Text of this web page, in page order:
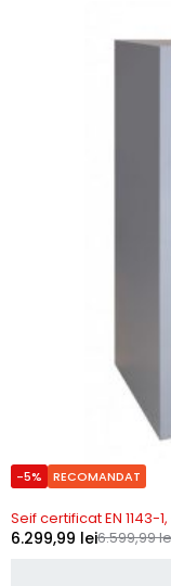
-5% RECOMANDAT
Precomanda
Seif certificat EN 1143-
6.599,99
6.299,99 lei